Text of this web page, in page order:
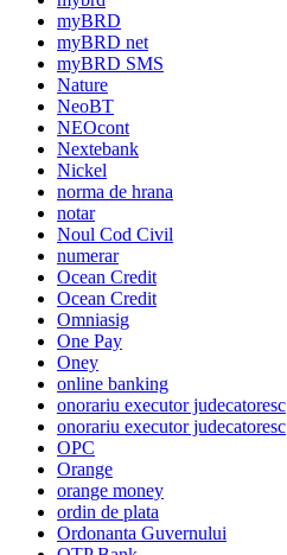
myBRD
myBRD net
myBRD SMS
Nature
NeoBT
NEOcont
Nextebank
Nickel
norma de hrana
notar
Noul Cod Civil
numerar
Ocean Credit
Ocean Credit
Omniasig
One Pay
Oney
online banking
onorariu executor judecatoresc
onorariu executor judecatoresc
OPC
Orange
orange money
ordin de plata
Ordonanta Guvernului